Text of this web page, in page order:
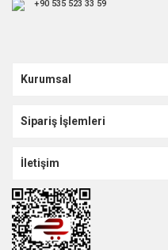
+90 535 523 33 59
Kurumsal
Sipariş İşlemleri
İletişim